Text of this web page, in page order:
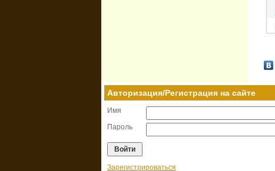
Авторизация/Регистрация на сайте
Имя
Пароль
Зарегистрироваться